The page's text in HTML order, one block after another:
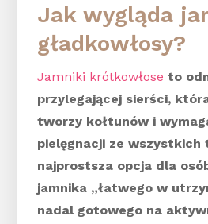
Jak wygląda
gładkowłosy?
Jamniki krótkowłose to
przylegającej sierści,
tworzy kołtunów i
pielęgnacji ze wszystkich
najprostsza opcja dla
jamnika „łatwego w
nadal gotowego na